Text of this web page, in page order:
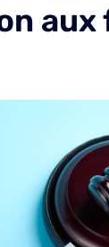
aux